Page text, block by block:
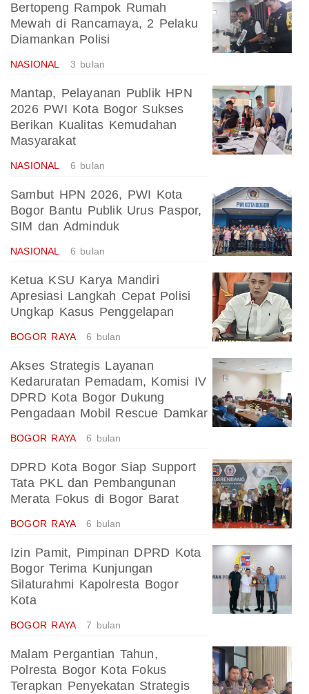
Bertopeng Rampok Rumah
Mewah di Rancamaya, 2 Pelaku
Diamankan Polisi
NASIONAL 3 bulan
Mantap, Pelayanan Publik HPN
2026 PWI Kota Bogor Sukses
Berikan Kualitas Kemudahan
Masyarakat
NASIONAL 6 bulan
Sambut HPN 2026, PWI Kota
Bogor Bantu Publik Urus Paspor,
SIM dan Adminduk
NASIONAL 6 bulan
Ketua KSU Karya Mandiri
Apresiasi Langkah Cepat Polisi
Ungkap Kasus Penggelapan
BOGOR RAYA 6 bulan
Akses Strategis Layanan
Kedaruratan Pemadam, Komisi IV
DPRD Kota Bogor Dukung
Pengadaan Mobil Rescue Damkar
BOGOR RAYA 6 bulan
DPRD Kota Bogor Siap Support
Tata PKL dan Pembangunan
Merata Fokus di Bogor Barat
BOGOR RAYA 6 bulan
Izin Pamit, Pimpinan DPRD Kota
Bogor Terima Kunjungan
Silaturahmi Kapolresta Bogor
Kota
BOGOR RAYA 7 bulan
Malam Pergantian Tahun,
Polresta Bogor Kota Fokus
Terapkan Penyekatan Strategis